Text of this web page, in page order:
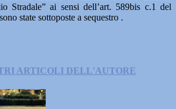
Stradale” ai sensi dell’art. 589bis c.1 del
state sottoposte a sequestro .
ARTICOLI DELL'AUTORE